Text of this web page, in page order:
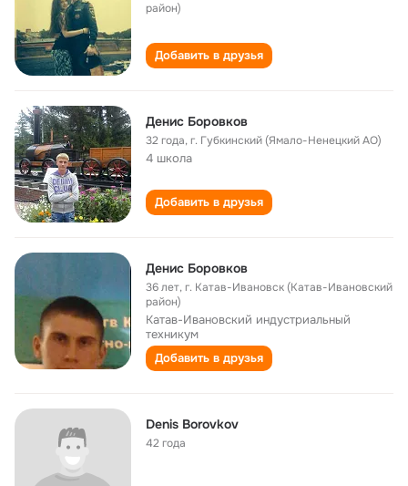
район)
Добавить в друзья
Денис Боровков
32 года,г. Губкинский (Ямало-Ненецкий АО)
4 школа
Добавить в друзья
Денис Боровков
36 лет,г. Катав-Ивановск (Катав-Ивановский
район)
Катав-Ивановский индустриальный
техникум
Добавить в друзья
Denis Borovkov
42 года